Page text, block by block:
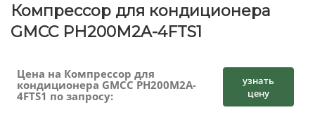
Компрессор для кондиционера
GMCC PH200M2A-4FTS1
Цена на Компрессор для
кондиционера GMCC PH200M2A-
4FTS1 по запросу:
узнать
цену